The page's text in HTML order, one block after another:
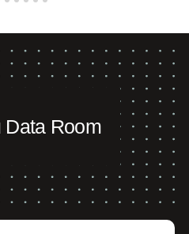
Data Room